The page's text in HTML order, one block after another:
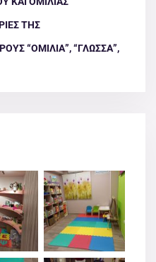
ΤΗΣ
“ΟΜΙΛΙΑ”, “ΓΛΩΣΣΑ”,